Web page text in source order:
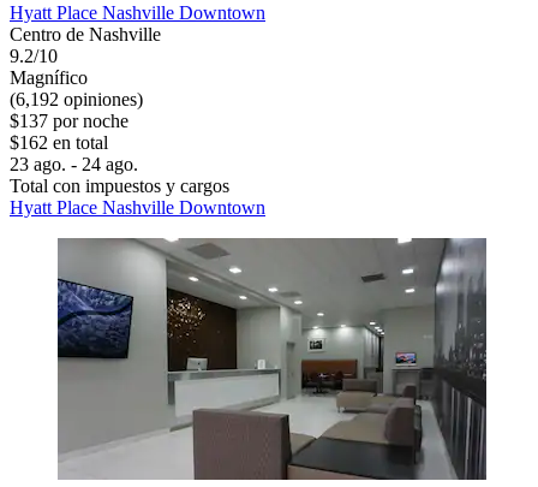
Hyatt Place Nashville Downtown
Centro de Nashville
9.2/10
Magnífico
(6,192 opiniones)
$137 por noche
$162 en total
23 ago. - 24 ago.
Total con impuestos y cargos
Hyatt Place Nashville Downtown